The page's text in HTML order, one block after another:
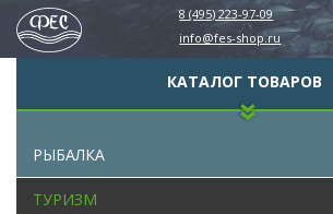
8 (495) 223-97-09
info@fes-shop.ru
КАТАЛОГ ТОВАРОВ
РЫБАЛКА
ТУРИЗМ